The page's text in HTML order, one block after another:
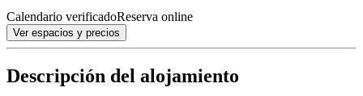
Calendario verificadoReserva online
Ver espacios y precios
Descripción del alojamiento